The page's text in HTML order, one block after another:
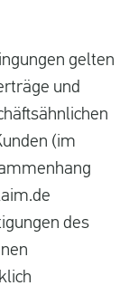
gelten
und
(im
des